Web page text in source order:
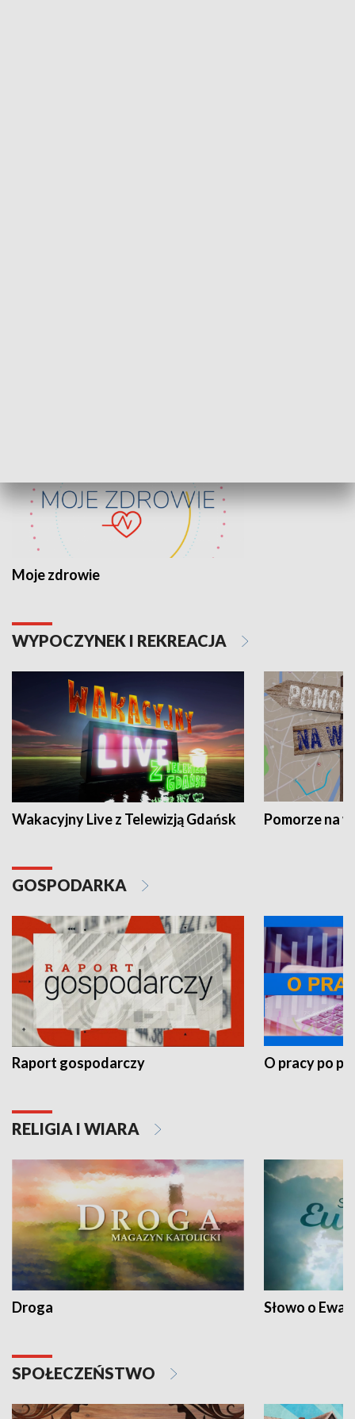
Moje zdrowie
WYPOCZYNEK I REKREACJA
Wakacyjny Live z Telewizją Gdańsk Pomorze na
GOSPODARKA
Raport gospodarczy O pracy po
RELIGIA I WIARA
Droga Słowo o
SPOŁECZEŃSTWO